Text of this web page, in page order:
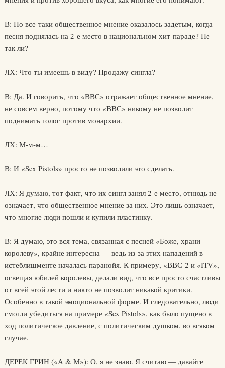
В: Но все-таки общественное мнение оказалось задетым, когда
песня поднялась на 2-е место в национальном хит-параде? Не
так ли?
ЛХ: Что ты имеешь в виду? Продажу сингла?
В: Да. И говорить, что «ВВС» отражает общественное мнение,
не совсем верно, потому что «ВВС» никому не позволит
поднимать голос против монархии.
ЛХ: М-м-м…
В: И «Sex Pistols» просто не позволили это сделать.
ЛX: Я думаю, тот факт, что их сингл занял 2-е место, отнюдь не
означает, что общественное мнение за них. Это лишь означает,
что многие люди пошли и купили пластинку.
В: Я думаю, это вся тема, связанная с песней «Боже, храни
королеву», крайне интересна — ведь из-за этих нападений в
истеблишменте началась паранойя. К примеру, «ВВС-2 и «ITV»,
освещая юбилей королевы, делали вид, что все просто счастливы
от всей этой лести и никто не позволит никакой критики.
Особенно в такой эмоциональной форме. И следовательно, люди
смогли убедиться на примере «Sex Pistols», как было пущено в
ход политическое давление, с политическим душком, во всяком
случае.
ДЕРЕК ГРИН («А & М»): О, я не знаю. Я считаю — давайте